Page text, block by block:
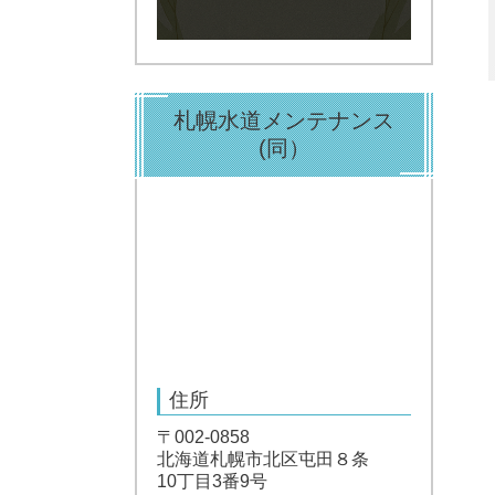
札幌水道メンテナンス
(同）
住所
〒002-0858
北海道札幌市北区屯田８条
10丁目3番9号